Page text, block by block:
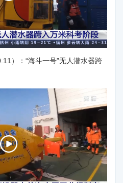
）：“海斗一号”无人潜水器跨